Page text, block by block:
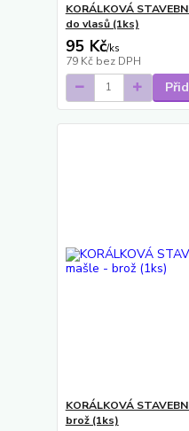
KORÁLKOVÁ
do vlasů (1ks)
95 Kč/ks
79 Kč bez DPH
KORÁLKOVÁ
brož (1ks)